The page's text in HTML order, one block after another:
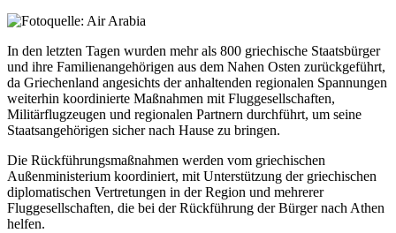
In den letzten Tagen wurden mehr als 800 griechische Staatsbürger
und ihre Familienangehörigen aus dem Nahen Osten zurückgeführt,
da Griechenland angesichts der anhaltenden regionalen Spannungen
weiterhin koordinierte Maßnahmen mit Fluggesellschaften,
Militärflugzeugen und regionalen Partnern durchführt, um seine
Staatsangehörigen sicher nach Hause zu bringen.
Die Rückführungsmaßnahmen werden vom griechischen
Außenministerium koordiniert, mit Unterstützung der griechischen
diplomatischen Vertretungen in der Region und mehrerer
Fluggesellschaften, die bei der Rückführung der Bürger nach Athen
helfen.